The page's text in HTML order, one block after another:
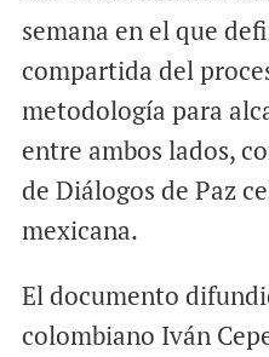
semana en el que
compartida del
metodología para
entre ambos lados,
de Diálogos de Paz
mexicana.
El documento
colombiano Iván